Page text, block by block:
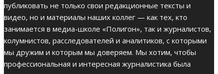
публиковать не только свои редакционные тексты и
видео, но и материалы наших коллег — как тех, кто
занимается в медиа-школе «Полигон», так и журналистов,
колумнистов, расследователей и аналитиков, с которыми
мы дружим и которым мы доверяем. Мы хотим, чтобы
профессиональная и интересная журналистика была